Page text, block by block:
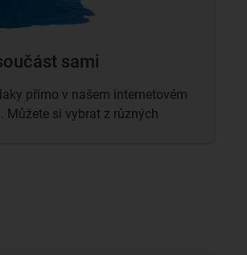
sami
přímo v našem internetovém
Můžete si vybrat z různých